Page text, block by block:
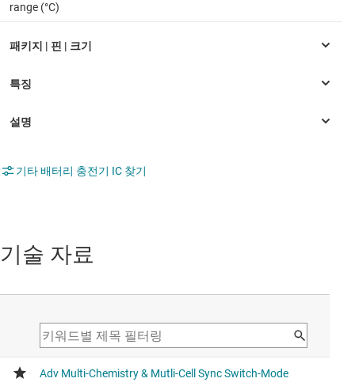
range (°C)
기타 배터리 충전기 IC 찾기
기술 자료